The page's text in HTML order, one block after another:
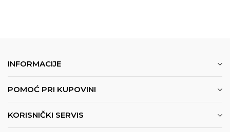
INFORMACIJE
POMOĆ PRI KUPOVINI
KORISNIČKI SERVIS